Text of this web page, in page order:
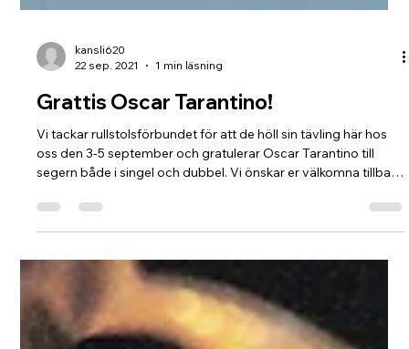
kansli620
22 sep. 2021
1 min läsning
Grattis Oscar Tarantino!
Vi tackar rullstolsförbundet för att de höll sin tävling här hos
oss den 3-5 september och gratulerar Oscar Tarantino till
vid ett annat tillfälle.